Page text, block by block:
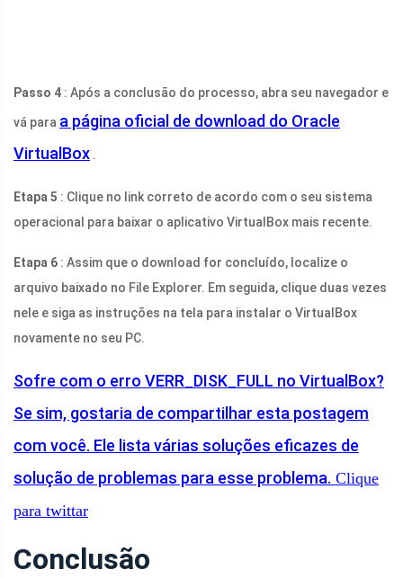
Passo 4 : Após a conclusão do processo, abra seu navegador e
vá para a página oficial de download do Oracle
VirtualBox .
Etapa 5 : Clique no link correto de acordo com o seu sistema
operacional para baixar o aplicativo VirtualBox mais recente.
Etapa 6 : Assim que o download for concluído, localize o
arquivo baixado no File Explorer. Em seguida, clique duas vezes
nele e siga as instruções na tela para instalar o VirtualBox
novamente no seu PC.
Sofre com o erro VERR_DISK_FULL no VirtualBox?
Se sim, gostaria de compartilhar esta postagem
com você. Ele lista várias soluções eficazes de
solução de problemas para esse problema. Clique
para twittar
Conclusão